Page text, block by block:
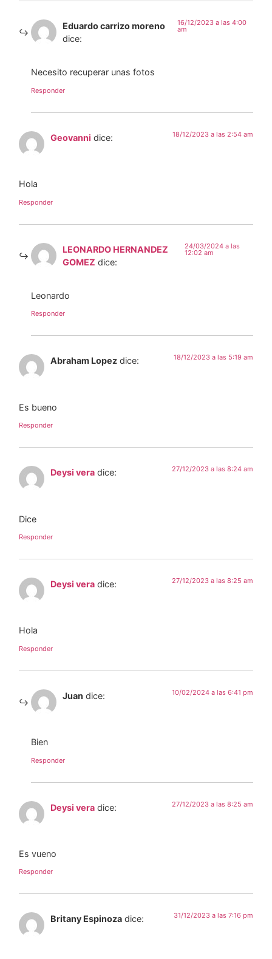
Eduardo carrizo moreno
dice:
16/12/2023 a las 4:00
am
Necesito recuperar unas fotos
Responder
Geovanni dice: 18/12/2023 a las 2:54 am
Hola
Responder
LEONARDO HERNANDEZ
GOMEZ dice:
24/03/2024 a las
12:02 am
Leonardo
Responder
Abraham Lopez dice: 18/12/2023 a las 5:19 am
Es bueno
Responder
Deysi vera dice: 27/12/2023 a las 8:24 am
Dice
Responder
Deysi vera dice: 27/12/2023 a las 8:25 am
Hola
Responder
Juan dice: 10/02/2024 a las 6:41 pm
Bien
Responder
Deysi vera dice: 27/12/2023 a las 8:25 am
Es vueno
Responder
Britany Espinoza dice: 31/12/2023 a las 7:16 pm